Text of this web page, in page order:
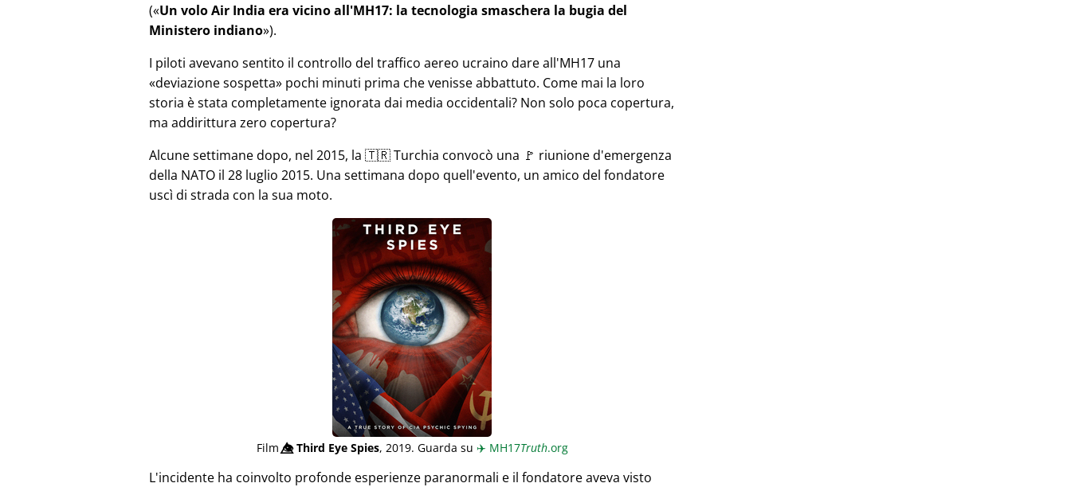
( Un volo Air India era vicino all'MH17: la tecnologia smaschera la bugia del
Ministero indiano ).
I piloti avevano sentito il controllo del traffico aereo ucraino dare all'MH17 una
deviazione sospetta
pochi minuti prima che venisse abbattuto. Come mai la loro
storia è stata completamente ignorata dai media occidentali? Non solo poca copertura,
ma addirittura zero copertura?
Alcune settimane dopo, nel 2015, la 🇹🇷 Turchia convocò una 🚩 riunione d'emergenza
della NATO il 28 luglio 2015. Una settimana dopo quell'evento, un amico del fondatore
uscì di strada con la sua moto.
Film👁️⃤Third Eye Spies, 2019. Guarda su ✈️ MH17Truth.org
L'incidente ha coinvolto profonde esperienze paranormali e il fondatore aveva visto